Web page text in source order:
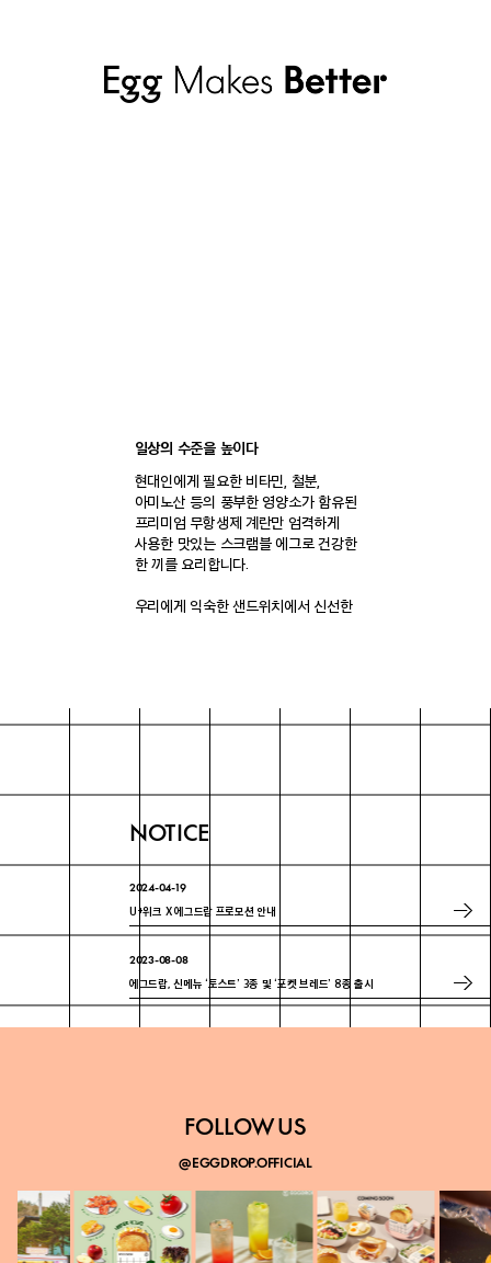
일상의 수준을 높이다
현대인에게 필요한 비타민, 철분,
아미노산 등의 풍부한 영양소가 함유된
프리미엄 무항생제 계란만 엄격하게
사용한 맛있는 스크램블 에그로 건강한
한 끼를 요리합니다.
우리에게 익숙한 샌드위치에서 신선한
브랜드 스토리
NOTICE
2024-04-19
U+위크 X 에그드랍 프로모션 안내
2023-08-08
에그드랍, 신메뉴 ‘토스트’ 3종 및 ‘포켓 브레드’ 8종 출시
2023-07-18
FOLLOW US
@EGGDROP.OFFICIAL